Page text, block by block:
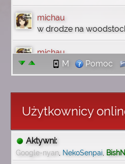
michau
w drodze na
michau
jutro wbije na discord
angielskiego i wgl
komputerowo rzeczy
tak no się złożyło że mi
wróciły wszystkie
wspomnienia
M Pomoc
Użytkownicy
Aktywni:
Google-nyan, NekoSenpai,